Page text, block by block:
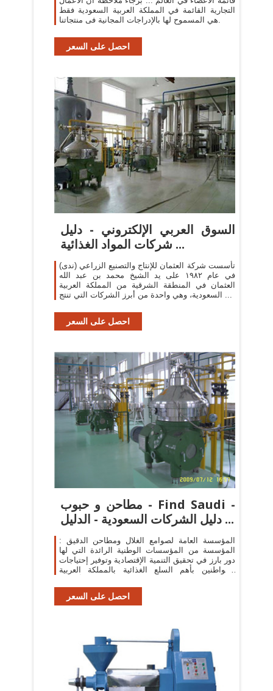
التجارية القائمة في المملكة العربية السعودية فقط
هي المسموح لها بالإدراجات المجانية فى منتجاتنا.
احصل على السعر
السوق العربي الإلكتروني - دليل
شركات المواد الغذائية ...
تأسست شركة العثمان للإنتاج والتصنيع الزراعي (ندى)
في عام ١٩٨٢ على يد الشيخ محمد بن عبد الله
العثمان في المنطقة الشرقية من المملكة العربية
السعودية، وهي واحدة من أبرز الشركات التي تنتج ...
احصل على السعر
مطاحن و حبوب - Find Saudi -
دليل الشركات السعودية - الدليل ...
المؤسسة العامة لصوامع الغلال ومطاحن الدقيق :
المؤسسة من المؤسسات الوطنية الرائدة التي لها
دور بارز في تحقيق التنمية الإقتصادية وتوفير إحتياجات
المواطنين بأهم السلع الغذائية بالمملكة العربية
احصل على السعر